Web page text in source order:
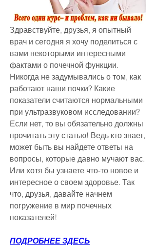
Здравствуйте, друзья, я опытный
врач и сегодня я хочу поделиться с
вами некоторыми интересными
фактами о почечной функции.
Никогда не задумывались о том, как
работают наши почки? Какие
показатели считаются нормальными
при ультразвуковом исследовании?
Если нет, то вы обязательно должны
прочитать эту статью! Ведь кто знает,
может быть вы найдете ответы на
вопросы, которые давно мучают вас.
Или хотя бы узнаете что-то новое и
интересное о своем здоровье. Так
что, друзья, давайте начнем
погружение в мир почечных
показателей!
ПОДРОБНЕЕ ЗДЕСЬ